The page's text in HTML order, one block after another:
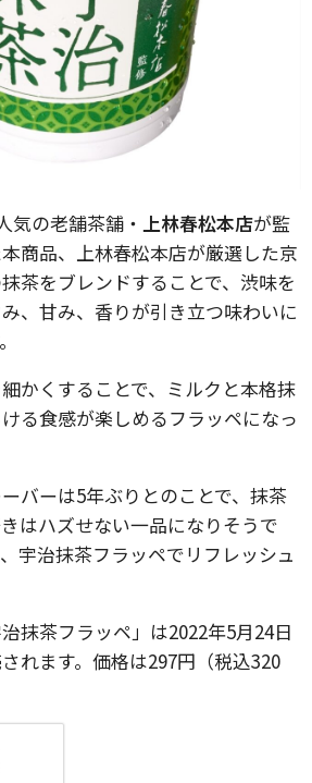
気の老舗茶舗・ 上林春松本店が監
商品、上林春松本店が厳選した京
茶をブレンドすることで、渋味を
、甘み、香りが引き立つ味わいに
かくすることで、ミルクと本格抹
る食感が楽しめるフラッペになっ
バーは5年ぶりとのことで、抹茶
はハズせない一品になりそうで
宇治抹茶フラッペでリフレッシュ
抹茶フラッペ」は2022年5月24日
れます。価格は297円（税込320